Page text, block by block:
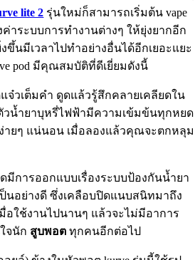
lite 2 รุ่นใหม่ก็สามารถเริ่มต้น vape
าระบบการทำงานต่างๆ ให้ยุ่งยากอีก
ขึ้นมีเวลาไปทำอย่างอื่นได้อีกเยอะแยะ
pod มีคุณสมบัติที่ดีเยี่ยมดังนี้
วเต็มคำ ดูดแล้วรู้สึกคลายเคลียดใน
วน้ำยาบุหรี่ไฟฟ้ามีความเข้มข้นทุกหยด
ายๆ แน่นอน เมื่อลองแล้วคุณจะตกหลุม
มีการออกแบบเรื่องระบบป้องกันน้ำยา
นอย่างดี ซึ่งเคลือบปิดแนบสนิทมาถึง
อใช้งานไปนานๆ แล้วจะไม่มีอาการ
จนัก สูบพอต ทุกคนอีกต่อไป